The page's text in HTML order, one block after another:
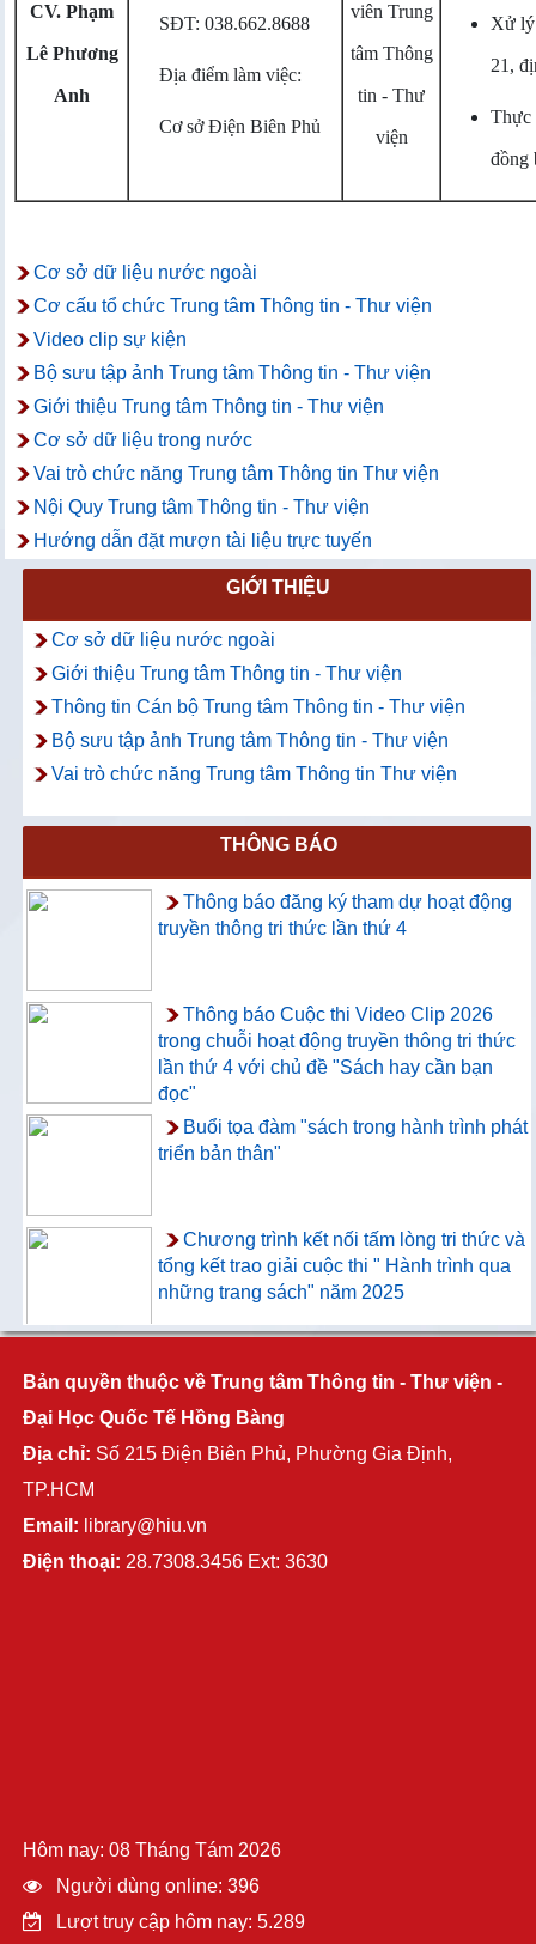
CV. Phạm
Lê Phương
Anh
SĐT: 038.662.8688
Địa điểm làm việc:
Cơ sở Điện Biên Phủ
viên Trung
tâm Thông
tin - Thư
viện
Xử lý
21,
Thực
đồng
Cơ sở dữ liệu nước ngoài
Cơ cấu tổ chức Trung tâm Thông tin - Thư viện
Video clip sự kiện
Bộ sưu tập ảnh Trung tâm Thông tin - Thư viện
Giới thiệu Trung tâm Thông tin - Thư viện
Cơ sở dữ liệu trong nước
Vai trò chức năng Trung tâm Thông tin Thư viện
Nội Quy Trung tâm Thông tin - Thư viện
Hướng dẫn đặt mượn tài liệu trực tuyến
GIỚI THIỆU
Cơ sở dữ liệu nước ngoài
Giới thiệu Trung tâm Thông tin - Thư viện
Thông tin Cán bộ Trung tâm Thông tin - Thư viện
Bộ sưu tập ảnh Trung tâm Thông tin - Thư viện
Vai trò chức năng Trung tâm Thông tin Thư viện
THÔNG BÁO
Thông báo đăng ký tham dự hoạt động
truyền thông tri thức lần thứ 4
Thông báo Cuộc thi Video Clip 2026
trong chuỗi hoạt động truyền thông tri thức
lần thứ 4 với chủ đề "Sách hay cần bạn
đọc"
Buổi tọa đàm "sách trong hành trình phát
triển bản thân"
Chương trình kết nối tấm lòng tri thức và
tổng kết trao giải cuộc thi " Hành trình qua
những trang sách" năm 2025
và sử dụng CSDL ProQuest Ebook
Central
Bản quyền thuộc về Trung tâm Thông tin - Thư viện -
Đại Học Quốc Tế Hồng Bàng
Địa chỉ: Số 215 Điện Biên Phủ, Phường Gia Định,
TP.HCM
Email: library@hiu.vn
Điện thoại: 28.7308.3456 Ext: 3630
Hôm nay: 08 Tháng Tám 2026
Người dùng online: 396
Lượt truy cập hôm nay: 5.289